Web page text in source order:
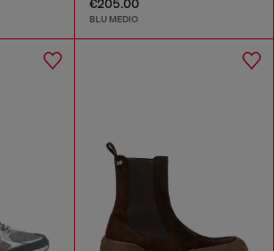
€205.00
BLU MEDIO